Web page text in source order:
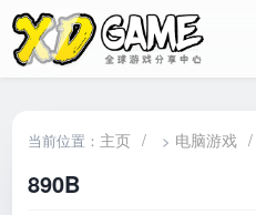
当前位置： 主页 / > 电脑游戏 /
890B